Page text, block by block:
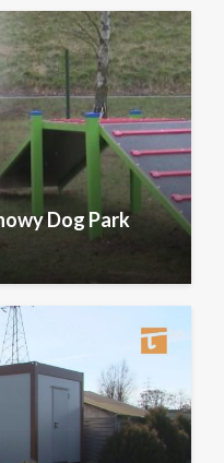
Dog Park